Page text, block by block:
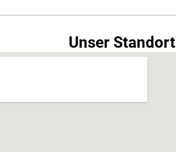
Unser Standort